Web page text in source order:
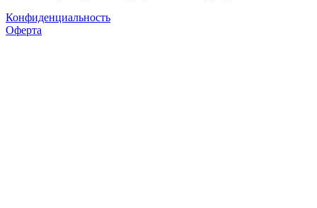
Конфиденциальность
Оферта